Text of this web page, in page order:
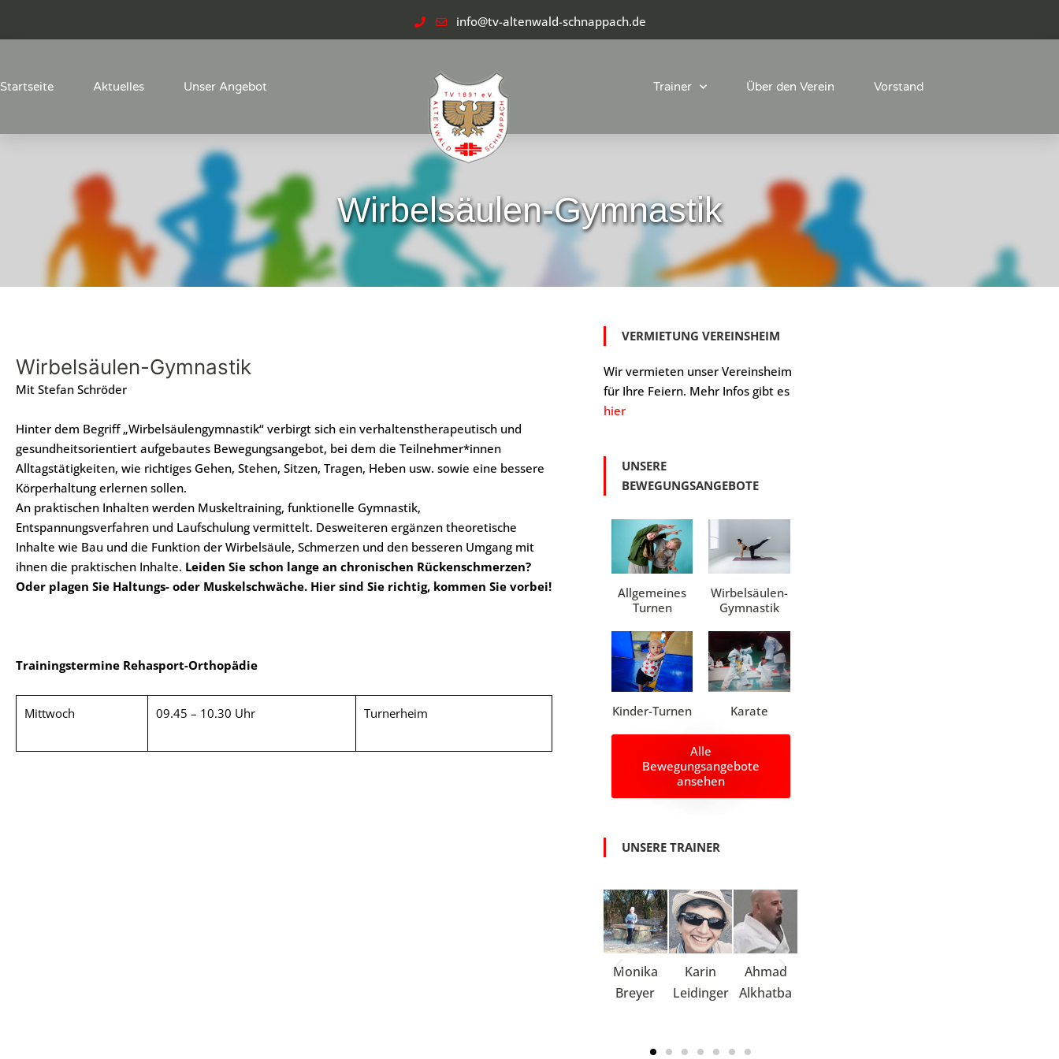
info@tv-altenwald-schnappach.de
Startseite Aktuelles Unser Angebot Trainer Über den Verein Vorstand
Wirbelsäulen-Gymnastik
Wirbelsäulen-Gymnastik
Mit Stefan Schröder
Hinter dem Begriff „Wirbelsäulengymnastik“ verbirgt sich ein verhaltenstherapeutisch und
gesundheitsorientiert aufgebautes Bewegungsangebot, bei dem die Teilnehmer*innen
Alltagstätigkeiten, wie richtiges Gehen, Stehen, Sitzen, Tragen, Heben usw. sowie eine bessere
Körperhaltung erlernen sollen.
An praktischen Inhalten werden Muskeltraining, funktionelle Gymnastik,
Entspannungsverfahren und Laufschulung vermittelt. Desweiteren ergänzen theoretische
Inhalte wie Bau und die Funktion der Wirbelsäule, Schmerzen und den besseren Umgang mit
ihnen die praktischen Inhalte. Leiden Sie schon lange an chronischen Rückenschmerzen?
Oder plagen Sie Haltungs- oder Muskelschwäche. Hier sind Sie richtig, kommen Sie vorbei!
Trainingstermine Rehasport-Orthopädie
Mittwoch 09.45 – 10.30 Uhr Turnerheim
VERMIETUNG VEREINSHEIM
Wir vermieten unser Vereinsheim
für Ihre Feiern. Mehr Infos gibt es
hier
UNSERE
BEWEGUNGSANGEBOTE
Allgemeines
Turnen
Wirbelsäulen-
Gymnastik
Kinder-Turnen Karate
Alle
Bewegungsangebote
ansehen
UNSERE TRAINER
Monika
Breyer
Karin
Leidinger
Ahmad
Alkhatba